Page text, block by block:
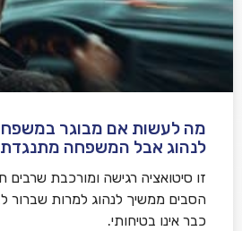
מה לעשות אם מבוגר
לנהוג אבל המשפחה
זו סיטואציה רגישה ומורכבת שרבים
הסבים ממשיך לנהוג למרות
כבר אינו בטיחותי.